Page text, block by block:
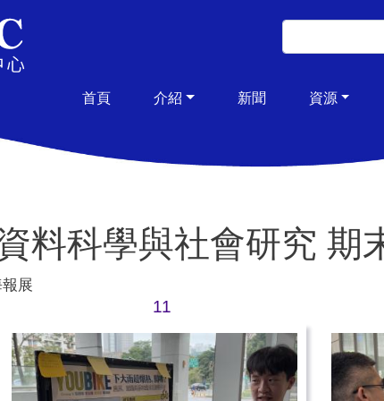
主導覽
首頁 介紹 新聞 資源
料科學與社會研究 期
展
11